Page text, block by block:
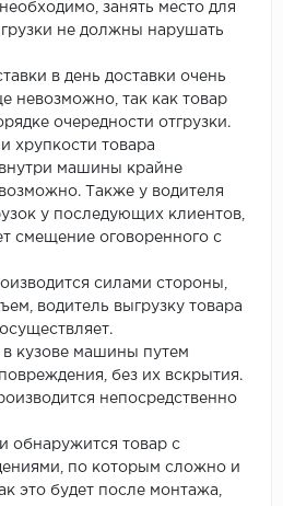
занять место для
не должны нарушать
в день доставки очень
невозможно, так как товар
очередности отгрузки.
хрупкости товара
машины крайне
Также у водителя
у последующих клиентов,
смещение оговоренного с
силами стороны,
водитель выгрузку товара
кузове машины путем
без их вскрытия.
непосредственно
обнаружится товар с
по которым сложно и
это будет после монтажа,